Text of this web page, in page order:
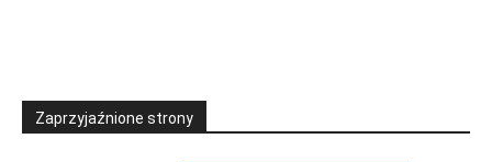
Zaprzyjaźnione strony